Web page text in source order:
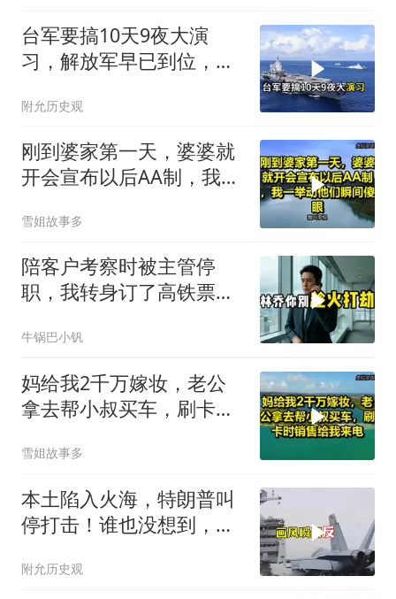
台军要搞10天9夜大演
习，解放军早已到位，美
味了
附允历史观
刚到婆家第一天，婆婆就
开会宣布以后AA制，我一
雪姐故事多
陪客户考察时被主管停
职，我转身订了高铁票。
亿合同没你根本签不了
牛锅巴小钒
妈给我2千万嫁妆，老公
拿去帮小叔买车，刷卡时
雪姐故事多
本土陷入火海，特朗普叫
停打击！谁也没想到，中
附允历史观